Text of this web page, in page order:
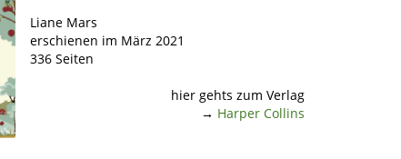
Liane Mars
erschienen im März 2021
336 Seiten
hier gehts zum Verlag
→ Harper Collins